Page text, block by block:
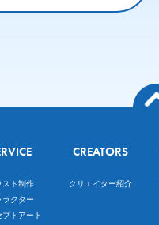
スト制作
ラクター
プトアート
CREATORS
クリエイター紹介